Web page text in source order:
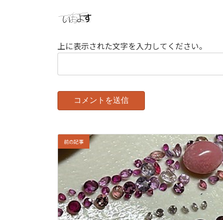
上に表示された文字を入力してください。
前の記事